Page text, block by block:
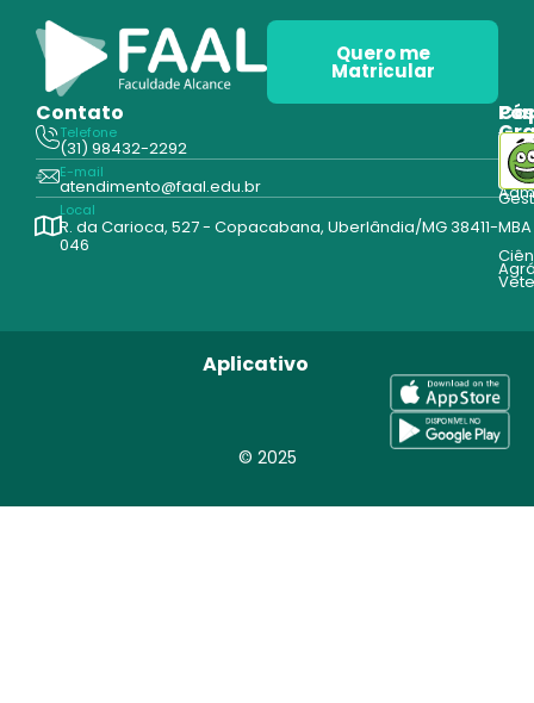
Quero me
Matricular
Contato
Telefone
(31) 98432-2292
E-mail
atendimento@faal.edu.br
Local
R. da Carioca, 527 - Copacabana, Uberlândia/MG 38411-
046
MBA
© 2025
Aplicativo